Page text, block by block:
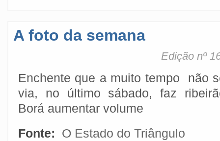
A foto da semana
Edição nº
Enchente que a muito tempo não
via, no último sábado, faz
Borá aumentar volume
Fonte:
O Estado do Triângulo